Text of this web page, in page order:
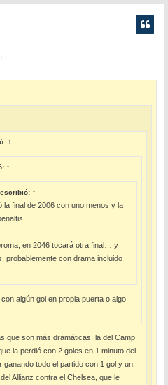
↑
↑
escribió: ↑
la final de 2006 con uno menos y la
en 2046 tocará otra final… y
probablemente con drama incluido
algún gol en propia puerta o algo
que son más dramáticas: la del Camp
la perdió con 2 goles en 1 minuto del
ganando todo el partido con 1 gol y un
Allianz contra el Chelsea, que le